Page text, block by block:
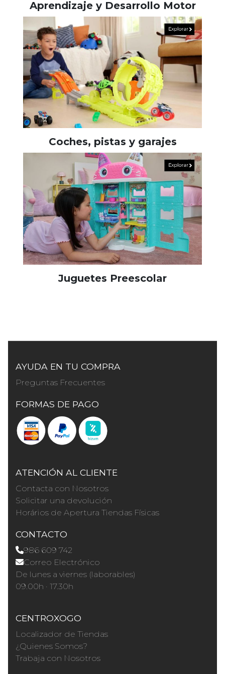
Aprendizaje y Desarrollo Motor
Coches, pistas y garajes
Juguetes Preescolar
AYUDA EN TU COMPRA
Preguntas Frecuentes
FORMAS DE PAGO
ATENCIÓN AL CLIENTE
Contacta con Nosotros
Solicitar una devolución
Horários de Apertura Tiendas Físicas
CONTACTO
986 609 742
Correo Electrónico
De lunes a viernes (laborables)
09.00h · 17.30h
CENTROXOGO
Localizador de Tiendas
¿Quienes Somos?
Trabaja con Nosotros